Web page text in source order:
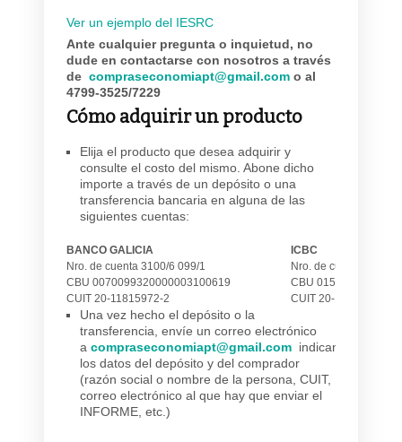
Ver un ejemplo del IESRC
Ante cualquier pregunta o inquietud, no
dude en contactarse con nosotros a través
de compraseconomiapt@gmail.com o al
4799-3525/7229
Cómo adquirir un producto
Elija el producto que desea adquirir y
consulte el costo del mismo. Abone dicho
importe a través de un depósito o una
transferencia bancaria en alguna de las
siguientes cuentas:
BANCO GALICIA
ICBC
Nro. de cuenta 3100/6 099/1
Nro. de cuenta 0521/
CBU 0070099320000003100619
CBU
CUIT 20-11815972-2
CUIT 20-11815972-2
Una vez hecho el depósito o la
transferencia, envíe un correo electrónico
a compraseconomiapt@gmail.com indicando:
los datos del depósito y del comprador
(razón social o nombre de la persona, CUIT,
correo electrónico al que hay que enviar el
INFORME, etc.)